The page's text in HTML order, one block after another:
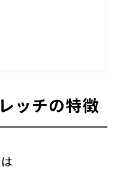
ッチの特徴